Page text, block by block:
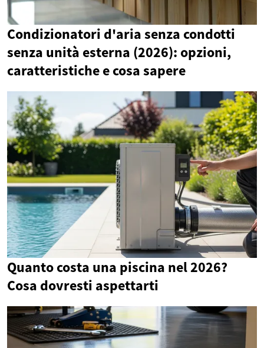
Condizionatori d'aria senza condotti
senza unità esterna (2026): opzioni,
caratteristiche e cosa sapere
Quanto costa una piscina nel 2026?
Cosa dovresti aspettarti